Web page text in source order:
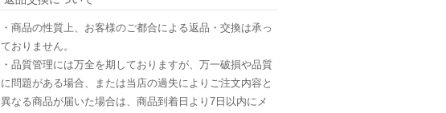
・商品の性質上、お客様のご都合による返品・交換は承っ
ておりません。
・品質管理には万全を期しておりますが、万一破損や品質
に問題がある場合、または当店の過失によりご注文内容と
異なる商品が届いた場合は、商品到着日より7日以内にメ